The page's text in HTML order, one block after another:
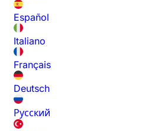
Español
Italiano
Français
Deutsch
Русский